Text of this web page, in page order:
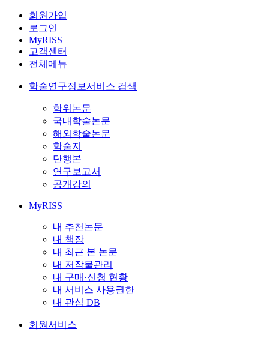
회원가입
로그인
MyRISS
고객센터
전체메뉴
학술연구정보서비스 검색
학위논문
국내학술논문
해외학술논문
학술지
단행본
연구보고서
공개강의
MyRISS
내 추천논문
내 책장
내 최근 본 논문
내 저작물관리
내 구매·신청 현황
내 서비스 사용권한
내 관심 DB
회원서비스